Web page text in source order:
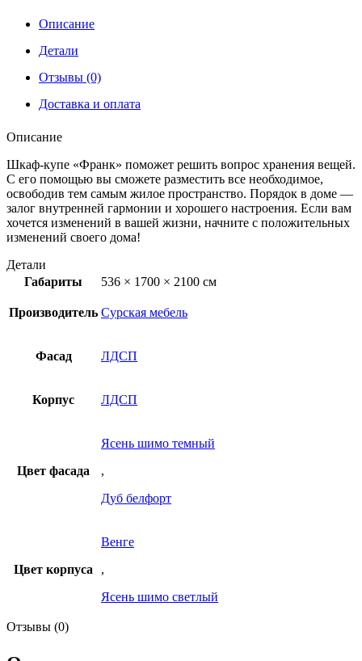
Описание
Детали
Отзывы (0)
Доставка и оплата
Описание
Шкаф-купе «Франк» поможет решить вопрос хранения вещей.
С его помощью вы сможете разместить все необходимое,
освободив тем самым жилое пространство. Порядок в доме —
залог внутренней гармонии и хорошего настроения. Если вам
хочется изменений в вашей жизни, начните с положительных
изменений своего дома!
Детали
Габариты
536 × 1700 × 2100 см
Производитель Сурская мебель
Фасад ЛДСП
Корпус ЛДСП
Цвет фасада
Ясень шимо темный
,
Дуб белфорт
Цвет корпуса
Венге
,
Ясень шимо светлый
Отзывы (0)